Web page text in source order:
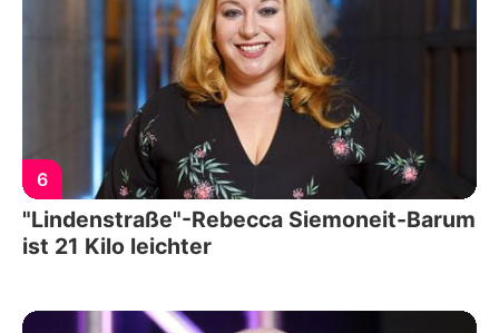
6
"Lindenstraße"-Rebecca Siemoneit-Barum
ist 21 Kilo leichter